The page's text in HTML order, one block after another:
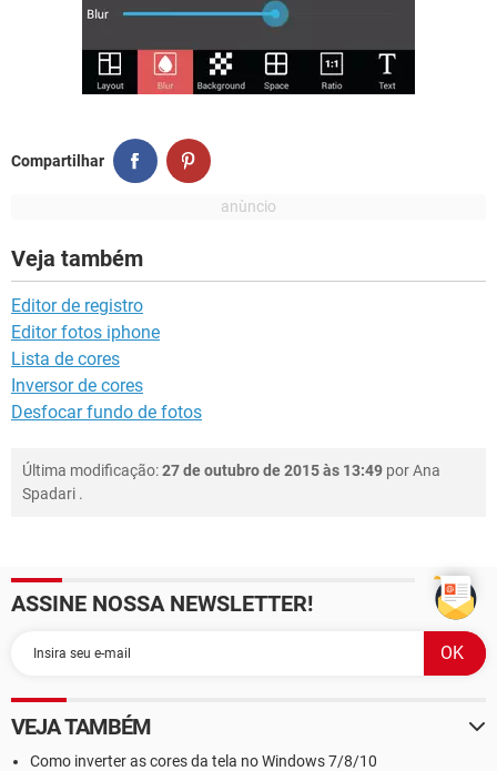
Compartilhar
Veja também
Editor de registro
Editor fotos iphone
Lista de cores
Inversor de cores
Desfocar fundo de fotos
Última modificação:27 de outubro de 2015 às 13:49 porAna
Spadari .
ASSINE NOSSA NEWSLETTER!
VEJA TAMBÉM
Como inverter as cores da tela no Windows 7/8/10